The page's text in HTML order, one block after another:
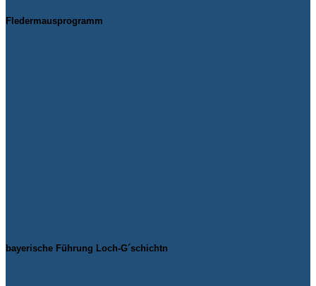
Fledermausprogramm
bayerische Führung Loch-G´schichtn